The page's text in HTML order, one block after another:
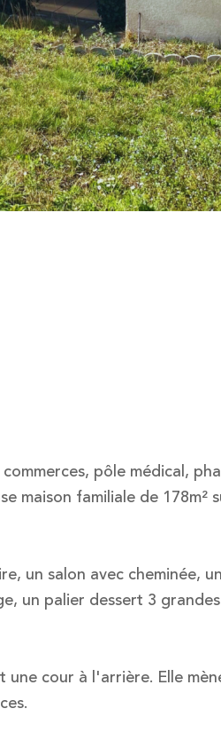
pôle médical,
maison familiale de 178m²
un salon avec cheminée,
un palier dessert 3 grandes
cour à l'arrière. Elle